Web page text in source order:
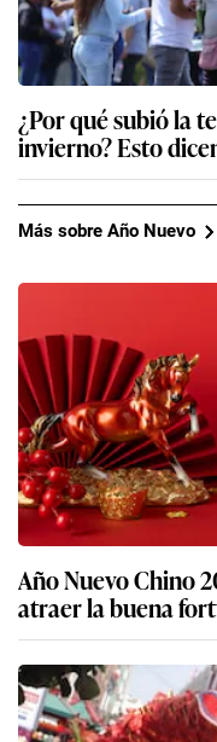
¿Por qué subió la
invierno? Esto
Más sobre Año Nuevo
Año Nuevo Chino
atraer la buena